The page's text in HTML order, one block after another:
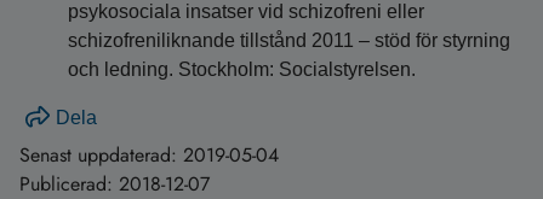
psykosociala insatser vid schizofreni eller
schizofreniliknande tillstånd 2011 – stöd för styrning
och ledning. Stockholm: Socialstyrelsen.
Dela
Senast uppdaterad: 2019-05-04
Publicerad: 2018-12-07